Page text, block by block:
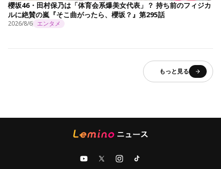
櫻坂46・田村保乃は「体育会系爆美女代表」？ 持ち前のフィジカ
ルに絶賛の嵐『そこ曲がったら、櫻坂？』第295話
2026/8/6 エンタメ
もっと見る